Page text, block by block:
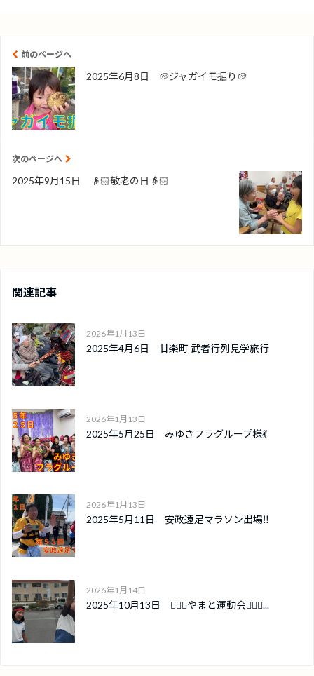
前のページへ
2025年6月8日 🥔ジャガイモ掘り🥔
次のページへ
2025年9月15日 👴🏻敬老の日👵🏻
関連記事
2026年1月13日
2025年4月6日 甘楽町 武者行列見学旅行
2026年1月13日
2025年5月25日 みゆきフラグループ様💃
2026年1月13日
2025年5月11日 安政遠足マラソン出場‼️
2026年1月14日
2025年10月13日 🏃🏻‍♀️やまと運動会🏃🏻‍♂...